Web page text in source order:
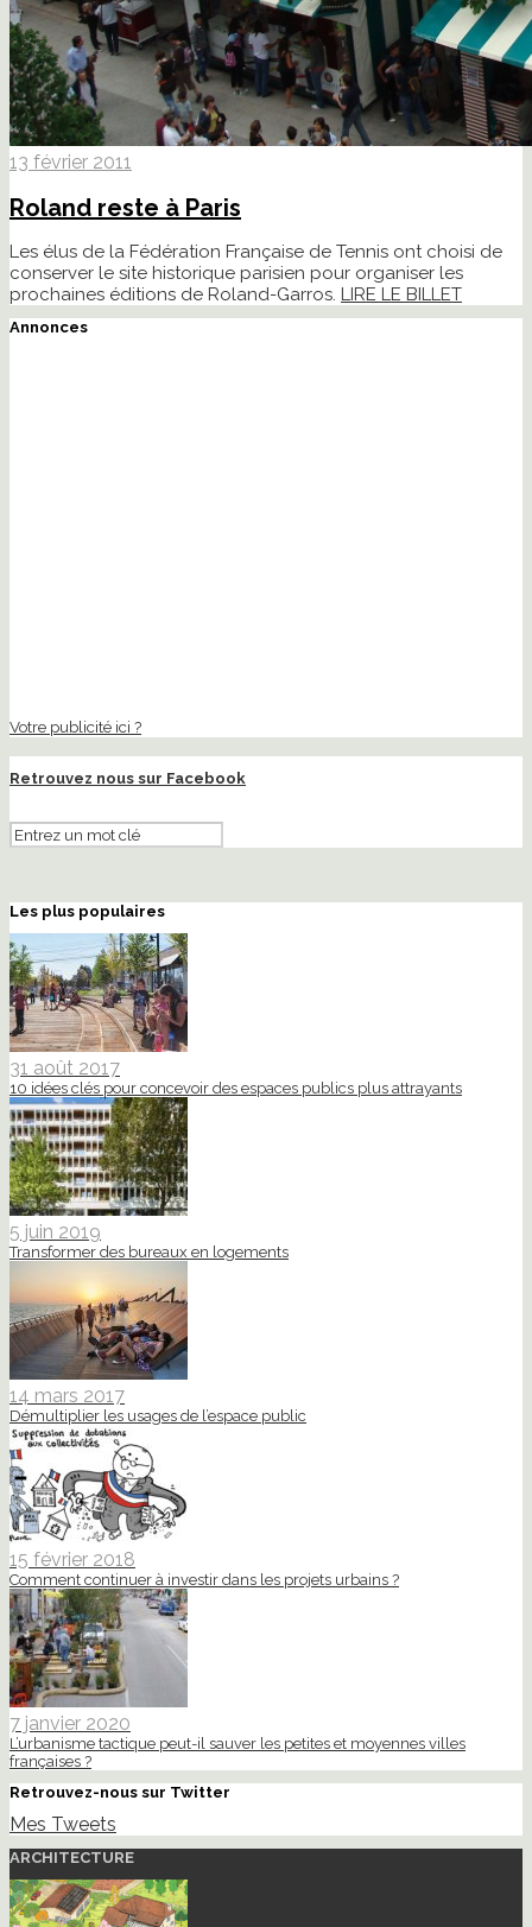
13 février 2011
Roland reste à Paris
Les élus de la Fédération Française de Tennis ont choisi de
conserver le site historique parisien pour organiser les
prochaines éditions de Roland-Garros. LIRE LE BILLET
Annonces
Votre publicité ici ?
Retrouvez nous sur Facebook
Les plus populaires
31 août 2017
10 idées clés pour concevoir des espaces publics plus attrayants
5 juin 2019
Transformer des bureaux en logements
14 mars 2017
Démultiplier les usages de l’espace public
15 février 2018
Comment continuer à investir dans les projets urbains ?
7 janvier 2020
L’urbanisme tactique peut-il sauver les petites et moyennes villes
françaises ?
Retrouvez-nous sur Twitter
Mes Tweets
ARCHITECTURE